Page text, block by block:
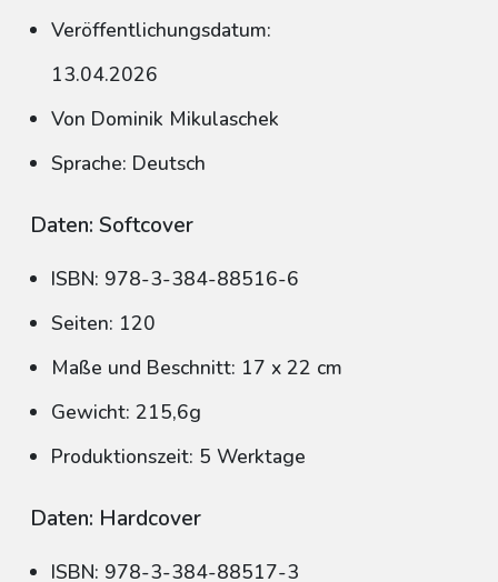
Veröffentlichungsdatum:
13.04.2026
Von Dominik Mikulaschek
Sprache: Deutsch
Daten: Softcover
ISBN: 978-3-384-88516-6
Seiten: 120
Maße und Beschnitt: 17 x 22 cm
Gewicht: 215,6g
Produktionszeit: 5 Werktage
Daten: Hardcover
ISBN: 978-3-384-88517-3